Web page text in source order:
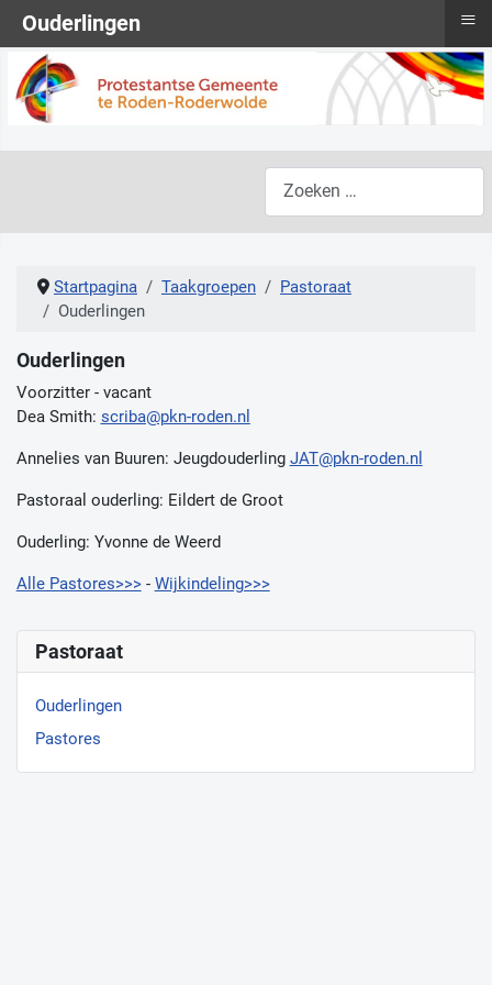
Startpagina Taakgroepen
Pastoraat
Ouderlingen
Ouderlingen
Voorzitter - vacant
Dea Smith: scriba@pkn-roden.nl
Annelies van Buuren: Jeugdouderling JAT@pkn-roden.nl
Pastoraal ouderling: Eildert de Groot
Ouderling: Yvonne de Weerd
Alle Pastores>>>- Wijkindeling>>>
Pastoraat
Ouderlingen
Pastores
Ouderlingen ≡